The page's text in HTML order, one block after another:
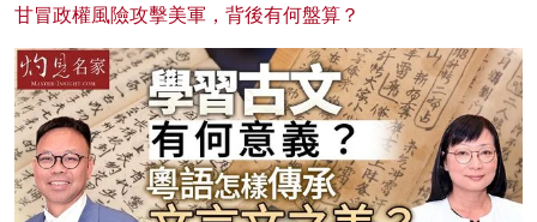
甘冒政權風險攻擊美軍，背後有何盤算？